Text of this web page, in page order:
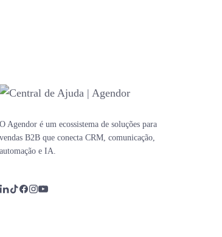
O Agendor é um ecossistema de soluções para
vendas B2B que conecta CRM, comunicação,
automação e IA.